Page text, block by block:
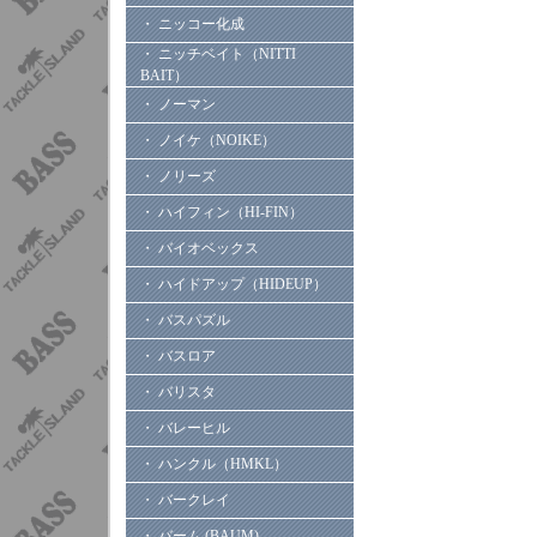
・ ニッコー化成
・ ニッチベイト（NITTI
BAIT）
・ ノーマン
・ ノイケ（NOIKE）
・ ノリーズ
・ ハイフィン（HI-FIN）
・ バイオベックス
・ ハイドアップ（HIDEUP）
・ バスパズル
・ バスロア
・ バリスタ
・ バレーヒル
・ ハンクル（HMKL）
・ バークレイ